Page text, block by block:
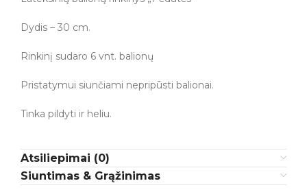
Dydis – 30 cm.
Rinkinį sudaro 6 vnt. balionų
Pristatymui siunčiami nepripūsti balionai.
Tinka pildyti ir heliu.
Atsiliepimai (0)
Siuntimas & Grąžinimas